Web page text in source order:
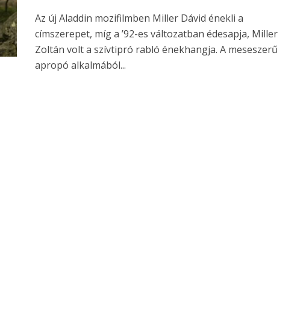
Az új Aladdin mozifilmben Miller Dávid énekli a
címszerepet, míg a ’92-es változatban édesapja, Miller
Zoltán volt a szívtipró rabló énekhangja. A meseszerű
apropó alkalmából...